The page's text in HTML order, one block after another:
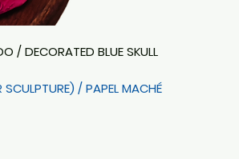
/ DECORATED BLUE SKULL
/ PAPEL MACHÉ